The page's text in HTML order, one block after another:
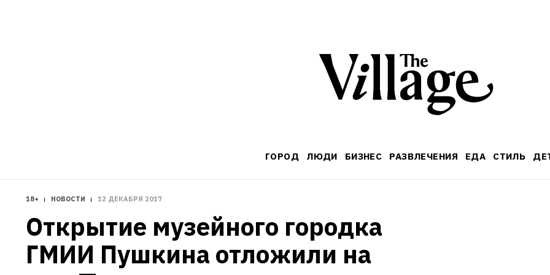
ГОРОД ЛЮДИ БИЗНЕС РАЗВЛЕЧЕНИЯ ЕДА СТИЛЬ
18+ НОВОСТИ 12 ДЕКАБРЯ 2017
Открытие музейного городка
ГМИИ Пушкина отложили на